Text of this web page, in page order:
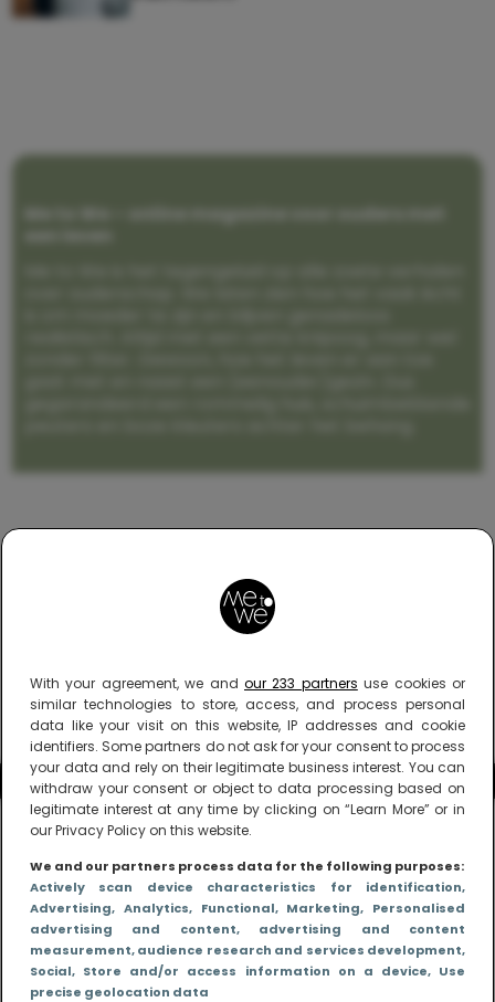
With your agreement, we and our 233 partners use cookies or
similar technologies to store, access, and process personal
data like your visit on this website, IP addresses and cookie
identifiers. Some partners do not ask for your consent to process
your data and rely on their legitimate business interest. You can
withdraw your consent or object to data processing based on
legitimate interest at any time by clicking on “Learn More” or in
our Privacy Policy on this website.
We and our partners process data for the following purposes:
Actively scan device characteristics for identification,
Advertising, Analytics, Functional, Marketing, Personalised
advertising and content, advertising and content
measurement, audience research and services development,
Social, Store and/or access information on a device, Use
precise geolocation data
Me to We – online magazine voor ouders met